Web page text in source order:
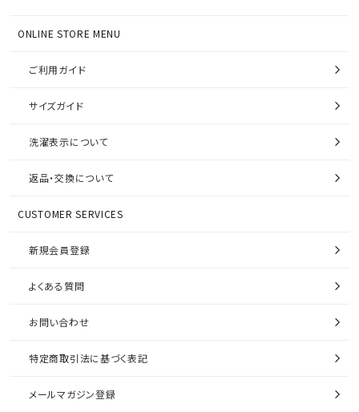
ONLINE STORE MENU
ご利用ガイド
サイズガイド
洗濯表示について
返品・交換について
CUSTOMER SERVICES
新規会員登録
よくある質問
お問い合わせ
特定商取引法に基づく表記
メールマガジン登録